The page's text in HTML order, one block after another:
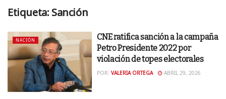
Etiqueta: Sanción
NACIÓN
CNE ratifica sanción a la campaña
Petro Presidente 2022 por
violación de topes electorales
POR: VALERIA ORTEGA ABRIL 29, 2026